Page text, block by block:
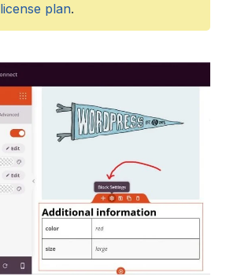
license plan.